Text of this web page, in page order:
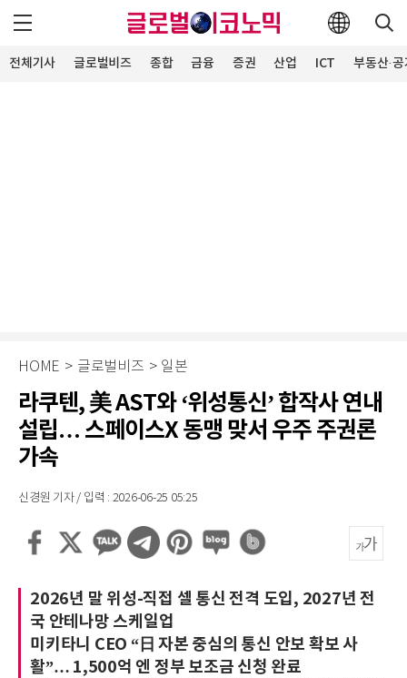
전체기사 글로벌비즈 종합 금융 증권 산업 ICT 부동산·
HOME > 글로벌비즈 > 일본
라쿠텐, 美 AST와 ‘위성통신’ 합작사 연내
설립… 스페이스X 동맹 맞서 우주 주권론
가속
신경원 기자 / 입력 : 2026-06-25 05:25
2026년 말 위성-직접 셀 통신 전격 도입, 2027년 전
국 안테나망 스케일업
미키타니 CEO “日 자본 중심의 통신 안보 확보 사
활”… 1,500억 엔 정부 보조금 신청 완료